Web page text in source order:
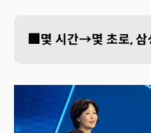
🏢몇 시간→몇 초로, 삼